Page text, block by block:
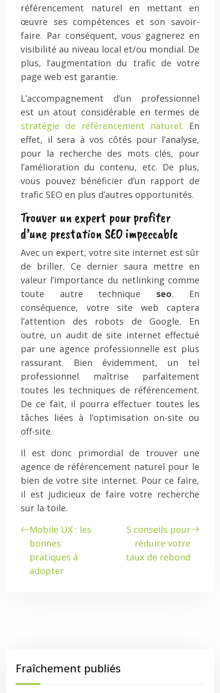
référencement naturel en mettant en
œuvre ses compétences et son savoir-
faire. Par conséquent, vous gagnerez en
visibilité au niveau local et/ou mondial. De
plus, l’augmentation du trafic de votre
page web est garantie.
L’accompagnement d’un professionnel
est un atout considérable en termes de
stratégie de référencement naturel. En
effet, il sera à vos côtés pour l’analyse,
pour la recherche des mots clés, pour
l’amélioration du contenu, etc. De plus,
vous pouvez bénéficier d’un rapport de
trafic SEO en plus d’autres opportunités.
Trouver un expert pour profiter
d’une prestation SEO impeccable
Avec un expert, votre site internet est sûr
de briller. Ce dernier saura mettre en
valeur l’importance du netlinking comme
toute autre technique seo. En
conséquence, votre site web captera
l’attention des robots de Google. En
outre, un audit de site internet effectué
par une agence professionnelle est plus
rassurant. Bien évidemment, un tel
professionnel maîtrise parfaitement
toutes les techniques de référencement.
De ce fait, il pourra effectuer toutes les
tâches liées à l’optimisation on-site ou
off-site.
Il est donc primordial de trouver une
agence de référencement naturel pour le
bien de votre site internet. Pour ce faire,
il est judicieux de faire votre recherche
sur la toile.
Mobile UX : les
bonnes
pratiques à
adopter
5 conseils pour
réduire votre
taux de rebond
Fraîchement publiés